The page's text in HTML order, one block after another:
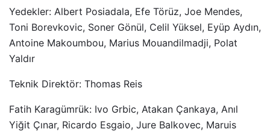
Yedekler: Albert Posiadala, Efe Törüz, Joe Mendes,
Toni Borevkovic, Soner Gönül, Celil Yüksel, Eyüp Aydın,
Antoine Makoumbou, Marius Mouandilmadji, Polat
Yaldır
Teknik Direktör: Thomas Reis
Fatih Karagümrük: Ivo Grbic, Atakan Çankaya, Anıl
Yiğit Çınar, Ricardo Esgaio, Jure Balkovec, Maruis